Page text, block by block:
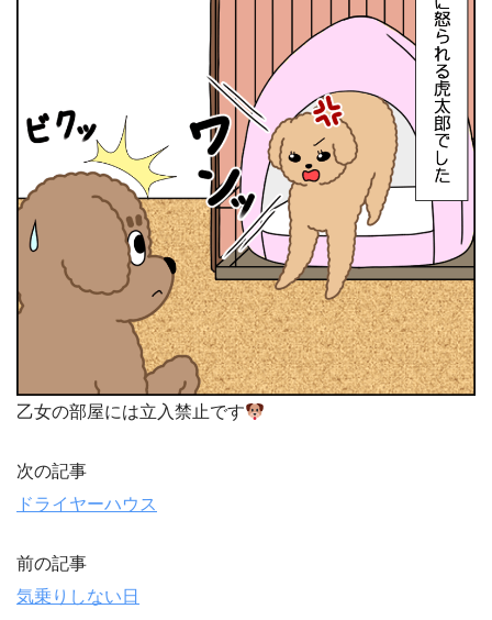
乙女の部屋には立入禁止です
次の記事
ドライヤーハウス
前の記事
気乗りしない日